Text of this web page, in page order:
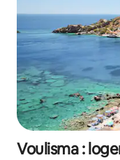
Voulisma :